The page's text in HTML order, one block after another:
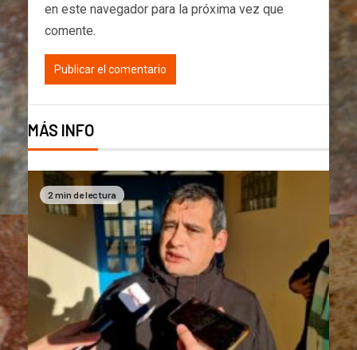
en este navegador para la próxima vez que
comente.
MÁS INFO
2 min de lectura